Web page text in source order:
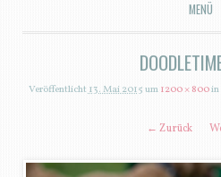
MENÜ
ZUM INHALT SPRINGEN
Veröffentlicht13. Mai 2015um1200 × 800in
← Zurück